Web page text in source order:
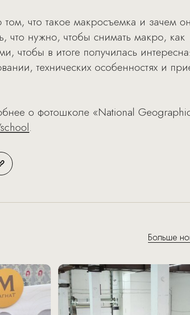
что такое макросъемка и зачем
что нужно, чтобы снимать макро, как
чтобы в итоге получилась
технических особенностях и
о фотошколе «National
.
Больше